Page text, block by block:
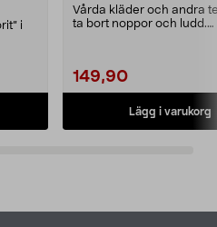
i
Vårda kläder och andra
ta bort noppor och ludd.
149,90
Lägg i varukorg